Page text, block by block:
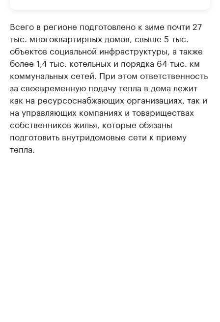
Всего в регионе подготовлено к зиме почти 27
тыс. многоквартирных домов, свыше 5 тыс.
объектов социальной инфраструктуры, а также
более 1,4 тыс. котельных и порядка 64 тыс. км
коммунальных сетей. При этом ответственность
за своевременную подачу тепла в дома лежит
как на ресурсоснабжающих организациях, так и
на управляющих компаниях и товариществах
собственников жилья, которые обязаны
подготовить внутридомовые сети к приему
тепла.